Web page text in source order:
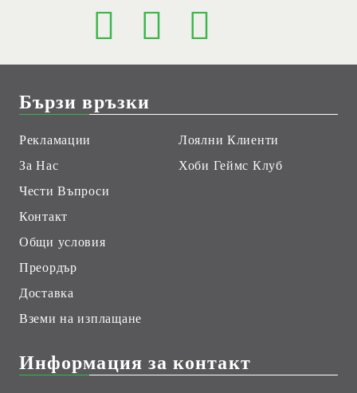
Бързи връзки
Рекламации
За Нас
Чести Въпроси
Контакт
Общи условия
Преордър
Доставка
Вземи на изплащане
Лоялни Клиенти
Хоби Геймс Клуб
Информация за контакт